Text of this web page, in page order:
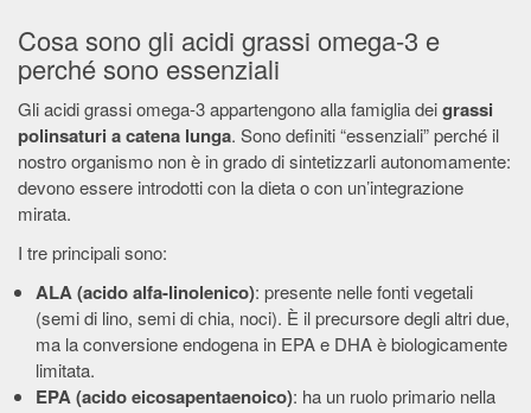
Cosa sono gli acidi grassi omega-3 e
perché sono essenziali
Gli acidi grassi omega-3 appartengono alla famiglia deigrassi
polinsaturi a catena lunga. Sono definiti “essenziali” perché il
nostro organismo non è in grado di sintetizzarli autonomamente:
devono essere introdotti con la dieta o con un’integrazione
mirata.
I tre principali sono:
ALA (acido alfa-linolenico): presente nelle fonti vegetali
(semi di lino, semi di chia, noci). È il precursore degli altri due,
ma la conversione endogena in EPA e DHA è biologicamente
limitata.
EPA (acido eicosapentaenoico): ha un ruolo primario nella